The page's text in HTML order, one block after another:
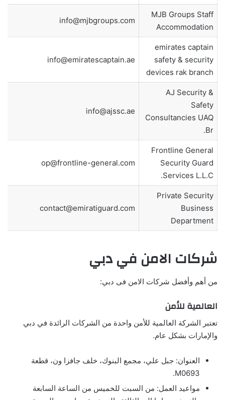
MJB Groups Staff
Accommodation
info@mjbgroups.com
emirates captain
safety & security
devices rak branch
info@emiratescaptain.ae
AJ Security &
Safety
Consultancies UAQ
Br.
info@ajssc.ae
Frontline General
Security Guard
Services L.L.C.
op@frontline-general.com
Private Security
Business
Department
contact@emiratiguard.com
شركات الامن في دبي
من أهم وأفضل شركات الامن فى دبي:
العالمية للأمن
تعتبر الشركة العالمية للأمن واحدة من الشركات الرائدة في دبي
والإمارات بشكل عام.
العنوان: جبل علي، مجمع البنوك، خلف جافزا ون، قطعة
M0693.
مواعيد العمل: من السبت للخميس من الساعة السابعة